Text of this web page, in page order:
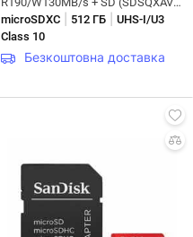
512G-GN6MA)
microSDXC 512 ГБ
UHS-I/U3
Class 10
Безкоштовна доставка